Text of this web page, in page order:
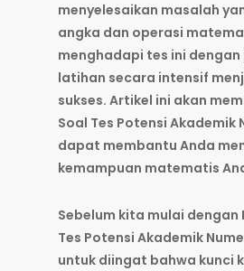
menyelesaikan masalah
angka dan operasi
menghadapi tes ini
latihan secara intensif
sukses. Artikel ini akan
Soal Tes Potensi Akademik
dapat membantu Anda
kemampuan matematis
Sebelum kita mulai dengan
Tes Potensi Akademik
untuk diingat bahwa kunci